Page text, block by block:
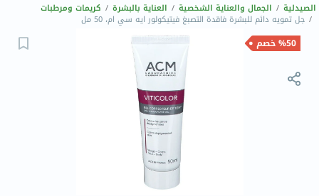
الصيدلية / الجمال والعناية الشخصية / العناية بالبشرة / كريمات ومرطبات
/ جل تمويه دائم للبشرة فاقدة التصبغ فيتيكولور ايه سي ام، 50 مل
%50 خصم